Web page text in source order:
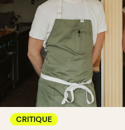
CRITIQUE